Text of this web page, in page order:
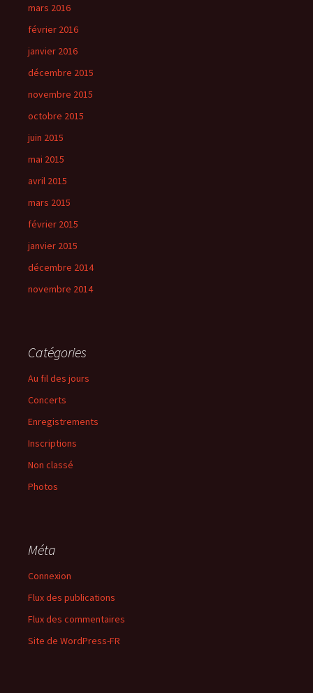
mars 2016
février 2016
janvier 2016
décembre 2015
novembre 2015
octobre 2015
juin 2015
mai 2015
avril 2015
mars 2015
février 2015
janvier 2015
décembre 2014
novembre 2014
Catégories
Au fil des jours
Concerts
Enregistrements
Inscriptions
Non classé
Photos
Méta
Connexion
Flux des publications
Flux des commentaires
Site de WordPress-FR